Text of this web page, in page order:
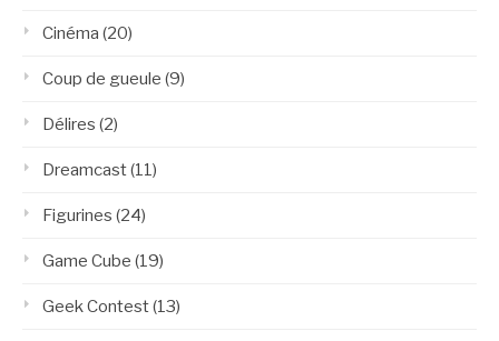
Cinéma (20)
Coup de gueule (9)
Délires (2)
Dreamcast(11)
Figurines (24)
Game Cube (19)
Geek Contest(13)